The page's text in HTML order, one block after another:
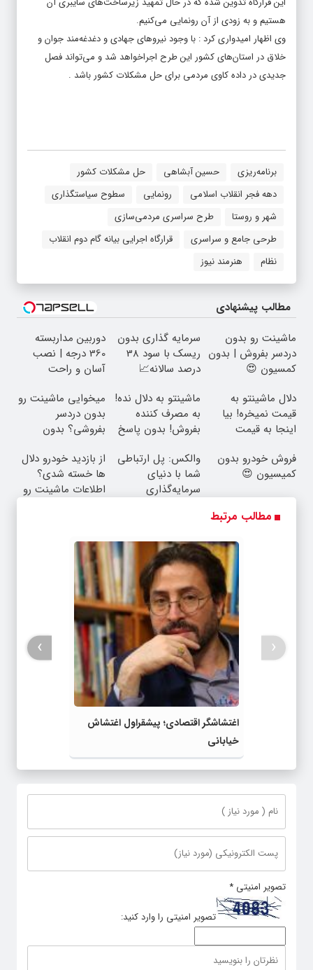
هستیم و به زودی از آن رونمایی می‌کنیم.
وی اظهار امیدواری کرد : با وجود نیروهای جهادی و دغدغه‌مند جوان و
خلاق در استان‌های کشور این طرح اجراخواهد شد و می‌تواند فصل
جدیدی در داده کاوی مردمی برای حل مشکلات کشور باشد .
برنامه‌ریزی حسین آبشاهی
حل مشکلات کشور
دهه فجر انقلاب اسلامی
رونمایی
سطوح سیاستگذاری
شهر و روستا
طرح سراسری مردمی‌سازی
طرحی جامع و سراسری
قرارگاه اجرایی بیانه گام دوم انقلاب
نظام
هنرمند نیوز
مطالب پیشنهادی
ماشینت رو بدون
دردسر بفروش | بدون
کمسیون 😍
سرمایه گذاری بدون
ریسک با سود 38
درصد سالانه📈
دوربین مداربسته
360 درجه | نصب
آسان و راحت
دلال ماشینتو به
قیمت نمیخره! بیا
اینجا به قیمت
واقعی*
ماشینتو به دلال نده!
به مصرف کننده
بفروش! بدون پاسخ
میخوایی ماشینت رو
بدون دردسر
بفروشی؟ بدون
فروش خودرو بدون
کمیسیون 😍
والکس: پل ارتباطی
شما با دنیای
سرمایه‌گذاری
از بازدید خودرو دلال
ها خسته شدی؟
اطلاعات ماشینت رو
مطالب مرتبط
اغتشاشگر اقتصادی؛ پیشقراول اغتشاش
خیابانی
‹
›
تصویر امنیتی *
تصویر امنیتی را وارد کنید: